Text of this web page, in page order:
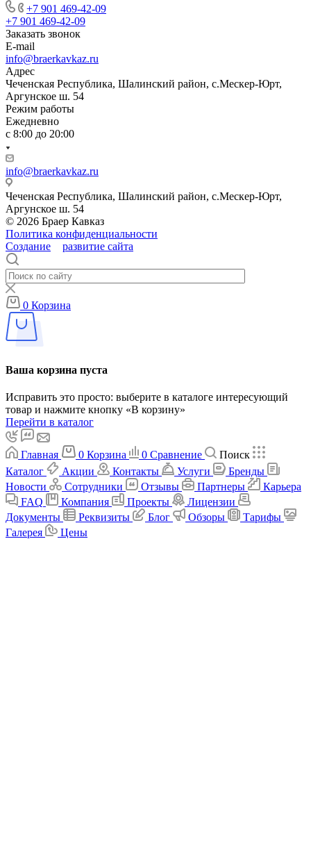
+7 901 469-42-09
+7 901 469-42-09
Заказать звонок
E-mail
info@braerkavkaz.ru
Адрес
Чеченская Республика, Шалинский район, с.Мескер-Юрт,
Аргунское ш. 54
Режим работы
Ежедневно
с 8:00 до 20:00
info@braerkavkaz.ru
Чеченская Республика, Шалинский район, с.Мескер-Юрт,
Аргунское ш. 54
© 2026 Браер Кавказ
Политика конфиденциальности
Создание
развитие сайта
0 Корзина
Ваша корзина пуста
Исправить это просто: выберите в каталоге интересующий
товар и нажмите кнопку «В корзину»
Перейти в каталог
Главная 0 Корзина 0 Сравнение
Поиск
Каталог
Акции Контакты Услуги
Бренды
Новости
Сотрудники Отзывы Партнеры
Карьера
FAQ
Компания Проекты
Лицензии
Документы
Реквизиты Блог Обзоры
Тарифы
Галерея
Цены